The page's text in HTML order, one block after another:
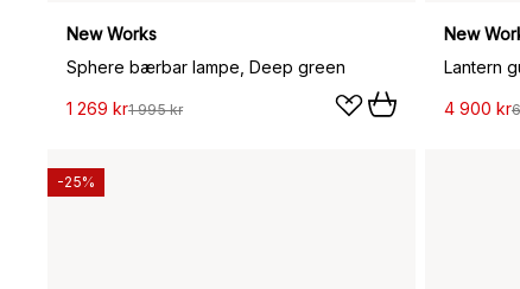
New Works
Sphere bærbar lampe, Deep green
1 269 kr1 995 kr
New
4 900 kr
-25%